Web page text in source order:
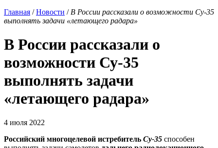
Главная /Новости / В России рассказали о возможности Су-35
выполнять задачи «летающего радара»
В России рассказали о
возможности Су-35
выполнять задачи
«летающего радара»
4 июля 2022
Российский многоцелевой истребитель Су-35 способен